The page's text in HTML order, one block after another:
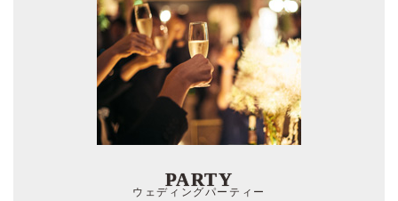
PARTY
ウェディングパーティー